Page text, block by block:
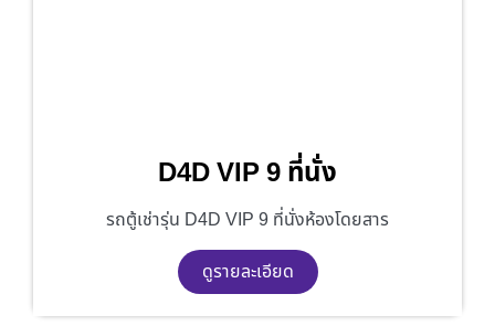
D4D VIP 9 ที่นั่ง
รถตู้เช่ารุ่น D4D VIP 9 ที่นั่งห้องโดยสาร
ดูรายละเอียด